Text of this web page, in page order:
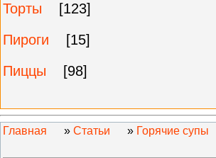
Торты
[123]
Пироги
[15]
Пиццы
[98]
Главная » Статьи » Горячие супы